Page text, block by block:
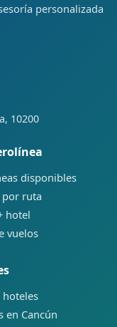
personalizada
10200
disponibles
por ruta
hotel
vuelos
hoteles
en Cancún